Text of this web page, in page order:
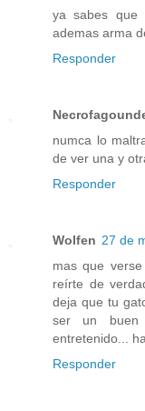
ya sabes que
ademas arma
Responder
numca lo
de ver una y
Responder
Wolfen 27 de
mas que
reírte de
deja que tu
ser un buen
entretenido...
Responder